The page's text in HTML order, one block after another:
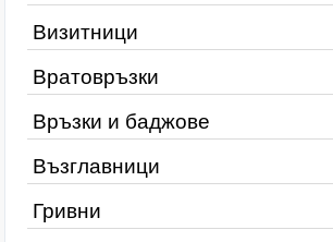
Визитници
Вратовръзки
Връзки и баджове
Възглавници
Гривни